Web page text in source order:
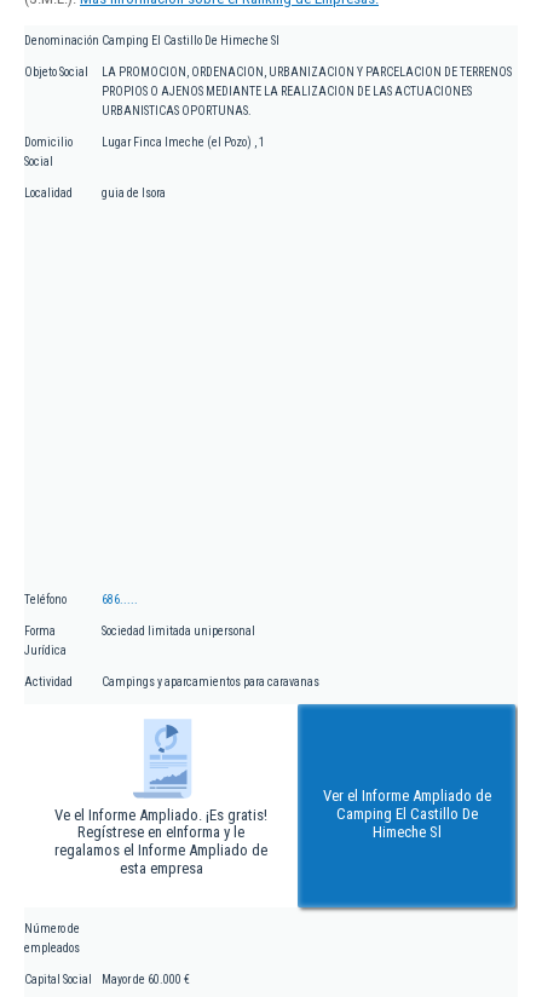
Denominación Camping El Castillo De Himeche Sl
Objeto Social
LA PROMOCION, ORDENACION, URBANIZACION Y PARCELACION DE TERRENOS
PROPIOS O AJENOS MEDIANTE LA REALIZACION DE LAS ACTUACIONES
URBANISTICAS OPORTUNAS.
Domicilio
Social
Lugar Finca Imeche (el Pozo) , 1
Localidad guia de Isora
Teléfono 686.....
Forma
Jurídica
Sociedad limitada unipersonal
Actividad Campings y aparcamientos para caravanas
Ve el Informe Ampliado. ¡Es gratis!
Regístrese en eInforma y le
regalamos el Informe Ampliado de
esta empresa
Ver el Informe Ampliado de
Camping El Castillo De
Himeche Sl
Número de
empleados
Capital Social Mayor de 60.000 €